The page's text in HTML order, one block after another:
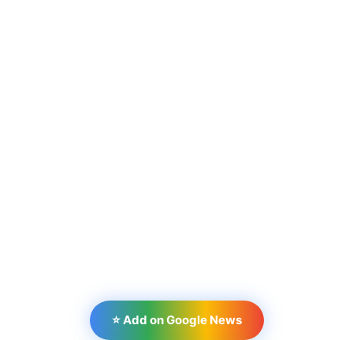
⭐ Add on Google News